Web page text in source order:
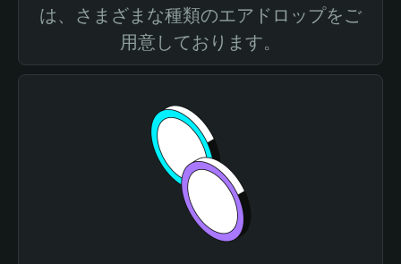
は、さまざまな種類のエアドロップをご
用意しております。